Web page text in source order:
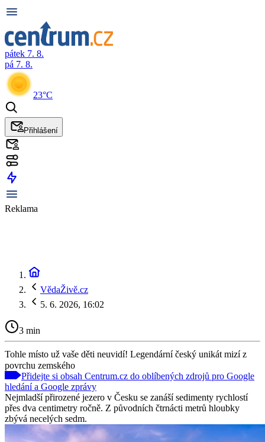
pátek 7. 8.
pá 7. 8.
23°C
Přihlášení
Reklama
VědaŽivě.cz
5. 6. 2026, 16:02
3 min
Tohle místo už vaše děti neuvidí! Legendární český unikát mizí z
povrchu zemského
Přidejte si obsah Centrum.cz do oblíbených zdrojů pro Google
hledání a Google zprávy
Nejmladší přirozené jezero v Česku se zanáší sedimenty rychlostí
přes dva centimetry ročně. Z původních čtrnácti metrů hloubky
zbývá necelých sedm.